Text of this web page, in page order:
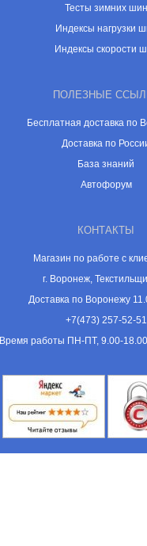
Тесты зимних шин
Индексы нагрузки
Индексы скорости
ПОЛЕЗНЫЕ
Бесплатная доставка по
Доставка по
База знаний
Автофорум
КОНТАКТЫ
Магазин по работе с
г. Воронеж,
Доставка по Воронежу
+7(473) 257-52-51
Время работы ПН-ПТ, 9.00-